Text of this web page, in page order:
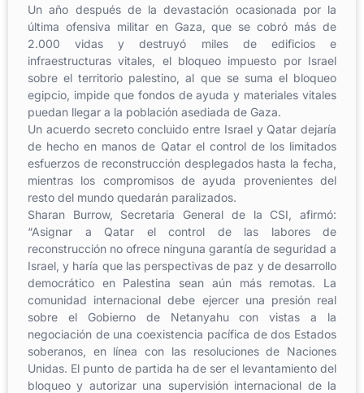
Un año después de la devastación ocasionada por la
última ofensiva militar en Gaza, que se cobró más de
2.000 vidas y destruyó miles de edificios e
infraestructuras vitales, el bloqueo impuesto por Israel
sobre el territorio palestino, al que se suma el bloqueo
egipcio, impide que fondos de ayuda y materiales vitales
puedan llegar a la población asediada de Gaza.
Un acuerdo secreto concluido entre Israel y Qatar dejaría
de hecho en manos de Qatar el control de los limitados
esfuerzos de reconstrucción desplegados hasta la fecha,
mientras los compromisos de ayuda provenientes del
resto del mundo quedarán paralizados.
Sharan Burrow, Secretaria General de la CSI, afirmó:
“Asignar a Qatar el control de las labores de
reconstrucción no ofrece ninguna garantía de seguridad a
Israel, y haría que las perspectivas de paz y de desarrollo
democrático en Palestina sean aún más remotas. La
comunidad internacional debe ejercer una presión real
sobre el Gobierno de Netanyahu con vistas a la
negociación de una coexistencia pacífica de dos Estados
soberanos, en línea con las resoluciones de Naciones
Unidas. El punto de partida ha de ser el levantamiento del
bloqueo y autorizar una supervisión internacional de la